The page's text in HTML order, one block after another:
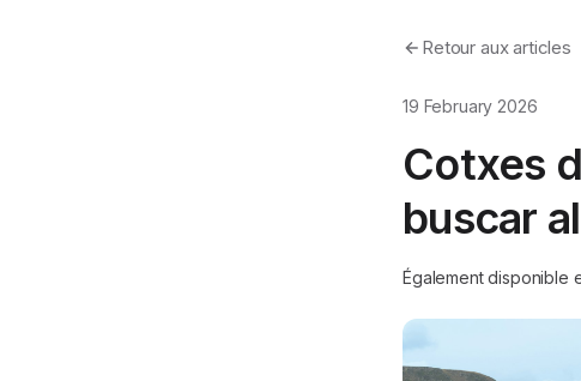
Retour aux articles
19 February 2026
Cotxes
buscar
Également disponible